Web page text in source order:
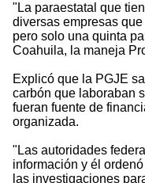
"La paraestatal que
diversas empresas
pero solo una quinta
Coahuila, la maneja
Explicó que la PGJE
carbón que laboraban
fueran fuente de
organizada.
"Las autoridades
información y él
las investigaciones